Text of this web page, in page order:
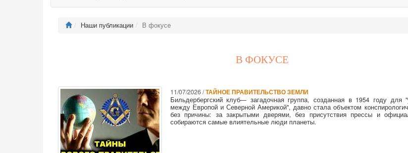
Наши публикации В фокусе
В ФОКУСЕ
11/07/2026 /ТАЙНОЕ ПРАВИТЕЛЬСТВО ЗЕМЛИ
Бильдербергский клуб— загадочная группа, созданная в 1954 году для
между Европой и Северной Америкой", давно стала объектом
без причины: за закрытыми дверями, без присутствия прессы и
собираются самые влиятельные люди планеты.